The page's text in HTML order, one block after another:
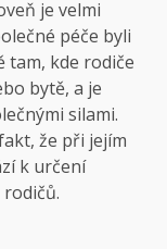
je velmi
péče byli
tam, kde rodiče
bytě, a je
silami.
že při jejím
k určení